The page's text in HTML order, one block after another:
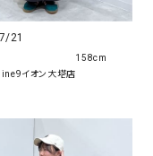
21
イオン大塔店
158cm